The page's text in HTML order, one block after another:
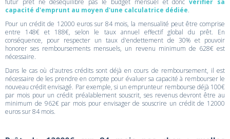
futur prêt ne déséquilibre pas le budget mensuel et doncvérifier sa
capacité d'emprunt au moyen d'une calculatrice dédiée.
Pour un crédit de 12000 euros sur 84 mois, la mensualité peut être comprise
entre 148€ et 188€, selon le taux annuel effectif global du prêt. En
conséquence, pour respecter un taux d'endettement de 30% et pouvoir
honorer ses remboursements mensuels, un revenu minimum de 628€ est
nécessaire.
Dans le cas où d'autres crédits sont déjà en cours de remboursement, il est
nécessaire de les prendre en compte pour évaluer sa capacité à rembourser le
nouveau crédit envisagé. Par exemple, si un emprunteur rembourse déjà 100€
par mois pour un crédit préalablement souscrit, ses revenus devront être au
minimum de 962€ par mois pour envisager de souscrire un crédit de 12000
euros sur 84 mois.